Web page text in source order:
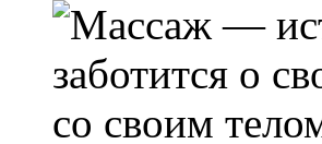
заботится о
со своим